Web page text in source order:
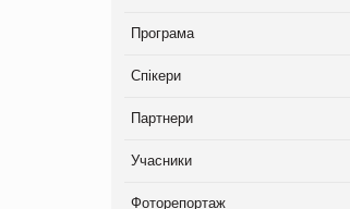
Програма
Спікери
Партнери
Учасники
Фоторепортаж